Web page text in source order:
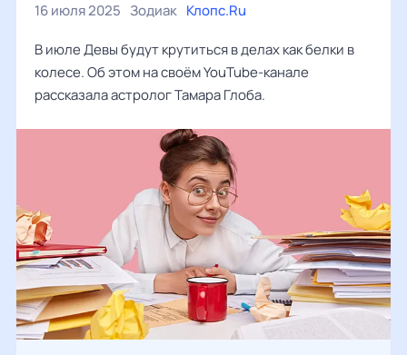
16 июля 2025 Зодиак Клопс.Ru
В июле Девы будут крутиться в делах как белки в
колесе. Об этом на своём YouTube-канале
рассказала астролог Тамара Глоба.